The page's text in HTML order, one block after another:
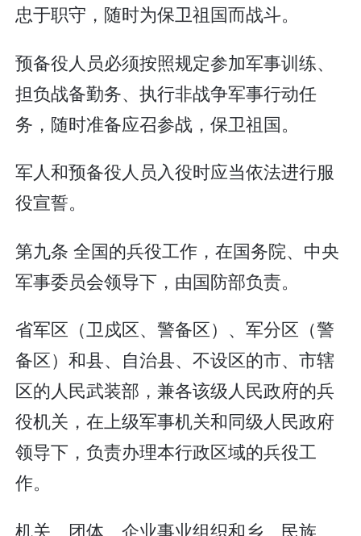
忠于职守，随时为保卫祖国而战斗。
预备役人员必须按照规定参加军事训练、
担负战备勤务、执行非战争军事行动任
务，随时准备应召参战，保卫祖国。
军人和预备役人员入役时应当依法进行服
役宣誓。
第九条 全国的兵役工作，在国务院、中央
军事委员会领导下，由国防部负责。
省军区（卫戍区、警备区）、军分区（警
备区）和县、自治县、不设区的市、市辖
区的人民武装部，兼各该级人民政府的兵
役机关，在上级军事机关和同级人民政府
领导下，负责办理本行政区域的兵役工
作。
机关、团体、企业事业组织和乡、民族